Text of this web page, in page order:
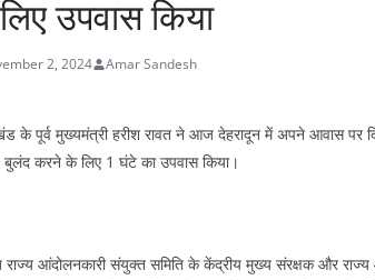
उपवास किया
2, 2024 Amar Sandesh
के पूर्व मुख्यमंत्री हरीश रावत ने आज देहरादून में अपने आवास पर
करने के लिए 1 घंटे का उपवास किया।
राज्य आंदोलनकारी संयुक्त समिति के केंद्रीय मुख्य संरक्षक और राज्य